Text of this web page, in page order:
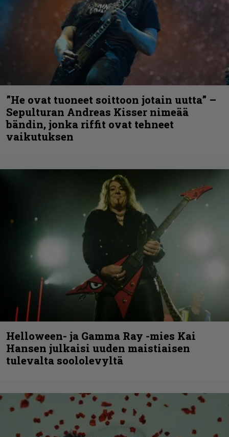
”He ovat tuoneet soittoon jotain uutta” –
Sepulturan Andreas Kisser nimeää
bändin, jonka riffit ovat tehneet
vaikutuksen
Helloween- ja Gamma Ray -mies Kai
Hansen julkaisi uuden maistiaisen
tulevalta soololevyltä